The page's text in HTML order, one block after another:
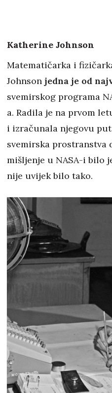
Katherine Johnson
Matematičarka i
Johnson jedna je od
svemirskog programa
a. Radila je na prvom
i izračunala njegovu
svemirska prostranstva
mišljenje u NASA-i bilo
nije uvijek bilo tako.